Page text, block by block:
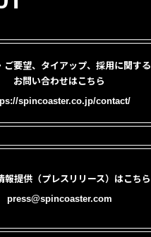
ご要望、タイアップ、採用に関する
お問い合わせはこちら
spincoaster.co.jp/contact/
報提供（プレスリリース）はこちら
press@spincoaster.com